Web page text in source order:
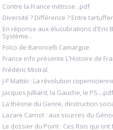
Contre la France métisse...pdf
Diversité ? Différence ? Entre
En réponse aux élucubrations d'Eric
Système...
Folco de Baroncelli Camargue
France info présente L'Histoire de
Frédéric Mistral
J-F Mattéi : La révolution
Jacques Julliard, la Gauche, le PS....pdf
La théorie du Genre, destruction
Lazare Carnot : aux sources du
Le dossier du Point : Ces Rois qui ont